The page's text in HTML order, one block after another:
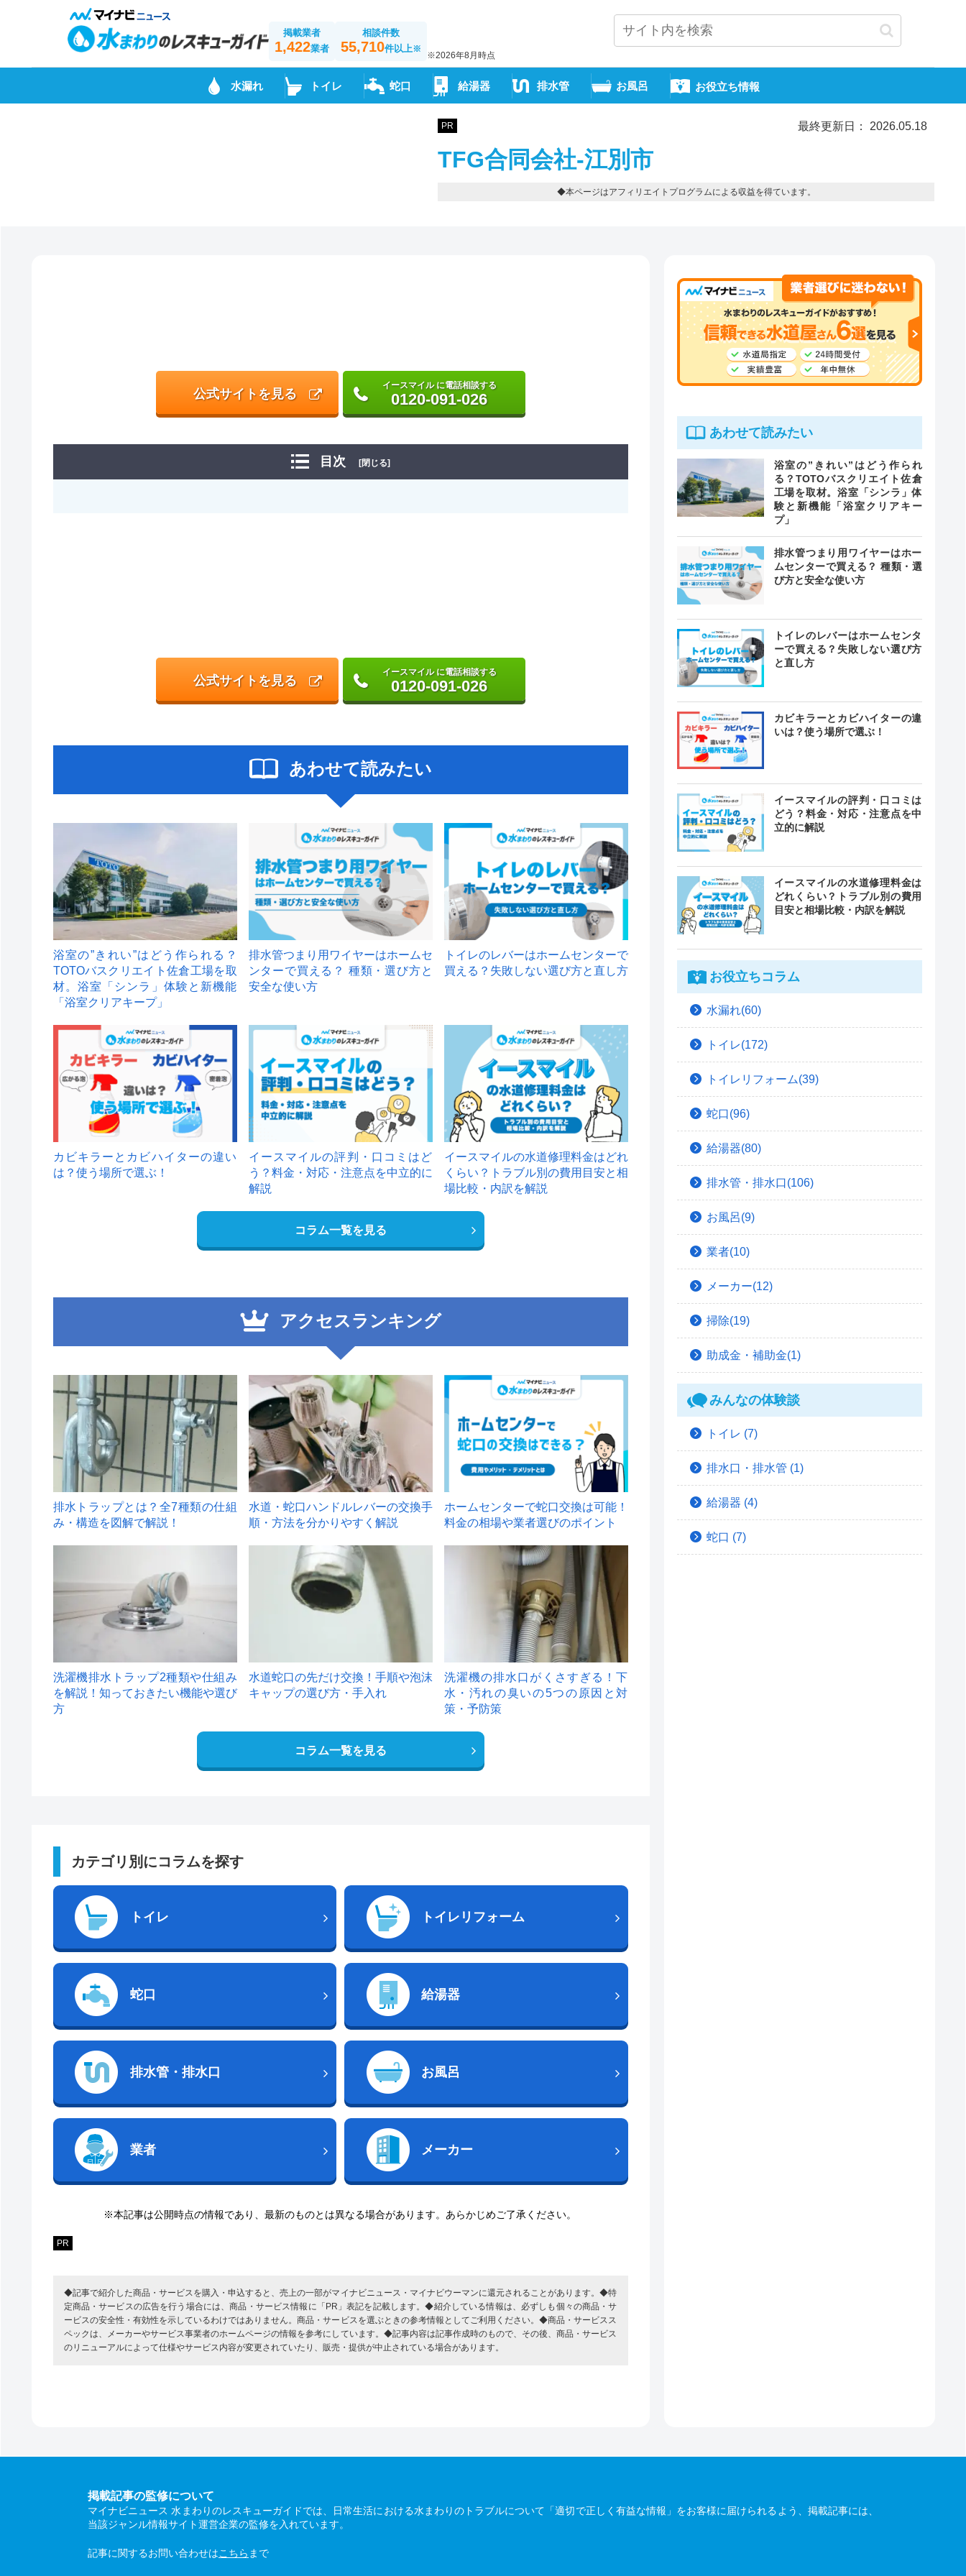
掲載業者
1,422業者
相談件数
55,710件以上※
※2026年8月時点
水漏れ トイレ 蛇口 給湯器 排水管 お風呂 お役立ち情報
PR 最終更新日： 2026.05.18
TFG合同会社-江別市
◆本ページはアフィリエイトプログラムによる収益を得ています。
公式サイトを見る
イースマイル に電話相談する
0120-091-026
目次 [閉じる]
公式サイトを見る
イースマイル に電話相談する
0120-091-026
あわせて読みたい
浴室の”きれい”はどう作られる？
TOTOバスクリエイト佐倉工場を取
材。浴室「シンラ」体験と新機能
「浴室クリアキープ」
排水管つまり用ワイヤーはホームセ
ンターで買える？ 種類・選び方と
安全な使い方
トイレのレバーはホームセンターで
買える？失敗しない選び方と直し方
カビキラーとカビハイターの違い
は？使う場所で選ぶ！
イースマイルの評判・口コミはど
う？料金・対応・注意点を中立的に
解説
イースマイルの水道修理料金はどれ
くらい？トラブル別の費用目安と相
場比較・内訳を解説
コラム一覧を見る
アクセスランキング
1
排水トラップとは？全7種類の仕組
み・構造を図解で解説！
2
水道・蛇口ハンドルレバーの交換手
順・方法を分かりやすく解説
ホームセンターで蛇口交換は可能！
料金の相場や業者選びのポイント
洗濯機排水トラップ2種類や仕組み
を解説！知っておきたい機能や選び
方
水道蛇口の先だけ交換！手順や泡沫
キャップの選び方・手入れ
洗濯機の排水口がくさすぎる！下
水・汚れの臭いの5つの原因と対
策・予防策
コラム一覧を見る
カテゴリ別にコラムを探す
トイレ トイレリフォーム
蛇口 給湯器
排水管・排水口 お風呂
業者 メーカー
※本記事は公開時点の情報であり、最新のものとは異なる場合があります。あらかじめご了承ください。
PR
◆記事で紹介した商品・サービスを購入・申込すると、売上の一部がマイナビニュース・マイナビウーマンに還元されることがあります。◆特
定商品・サービスの広告を行う場合には、商品・サービス情報に「PR」表記を記載します。◆紹介している情報は、必ずしも個々の商品・サ
ービスの安全性・有効性を示しているわけではありません。商品・サービスを選ぶときの参考情報としてご利用ください。◆商品・サービスス
ペックは、メーカーやサービス事業者のホームページの情報を参考にしています。◆記事内容は記事作成時のもので、その後、商品・サービス
のリニューアルによって仕様やサービス内容が変更されていたり、販売・提供が中止されている場合があります。
あわせて読みたい
浴室の”きれい”はどう作られ
る？TOTOバスクリエイト佐倉
工場を取材。浴室「シンラ」体
験と新機能「浴室クリアキー
プ」
排水管つまり用ワイヤーはホー
ムセンターで買える？ 種類・選
び方と安全な使い方
トイレのレバーはホームセンタ
ーで買える？失敗しない選び方
と直し方
カビキラーとカビハイターの違
いは？使う場所で選ぶ！
イースマイルの評判・口コミは
どう？料金・対応・注意点を中
立的に解説
イースマイルの水道修理料金は
どれくらい？トラブル別の費用
目安と相場比較・内訳を解説
お役立ちコラム
水漏れ(60)
トイレ(172)
トイレリフォーム(39)
蛇口(96)
給湯器(80)
排水管・排水口(106)
お風呂(9)
業者(10)
メーカー(12)
掃除(19)
助成金・補助金(1)
みんなの体験談
トイレ (7)
排水口・排水管 (1)
給湯器 (4)
蛇口 (7)
掲載記事の監修について
マイナビニュース 水まわりのレスキューガイドでは、日常生活における水まわりのトラブルについて「適切で正しく有益な情報」をお客様に届けられるよう、掲載記事には、
当該ジャンル情報サイト運営企業の監修を入れています。
記事に関するお問い合わせはこちら まで